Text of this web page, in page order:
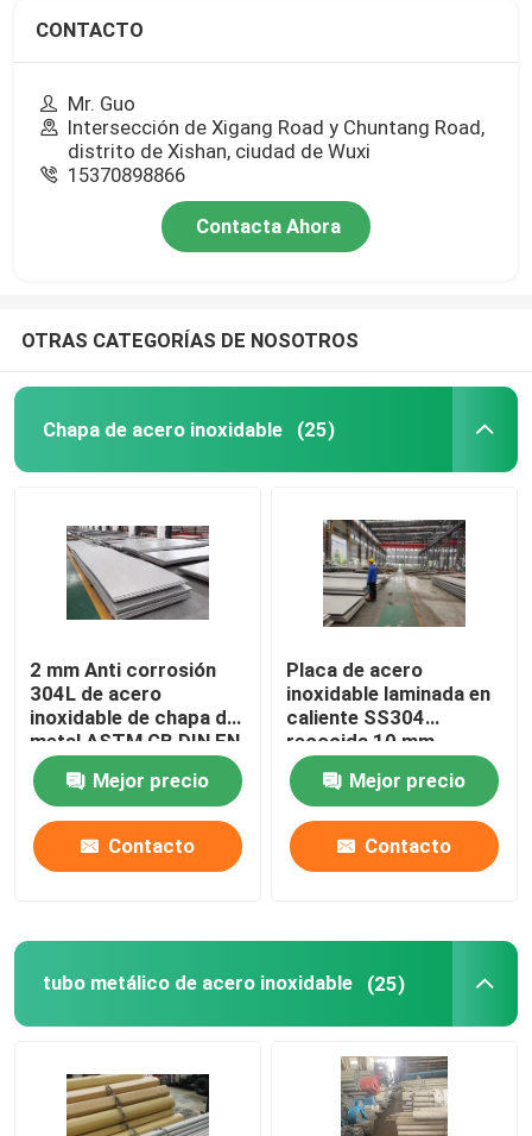
CONTACTO
Mr. Guo
Intersección de Xigang Road y Chuntang Road,
distrito de Xishan, ciudad de Wuxi
15370898866
Contacta Ahora
OTRAS CATEGORÍAS DE NOSOTROS
Chapa de acero inoxidable (25)
2 mm Anti corrosión
304L de acero
inoxidable de chapa de
metal ASTM GB DIN EN
estándar
Mejor precio
Contacto
Placa de acero
inoxidable laminada en
caliente SS304
recocida 10 mm
personalizada
Mejor precio
Contacto
tubo metálico de acero inoxidable (25)